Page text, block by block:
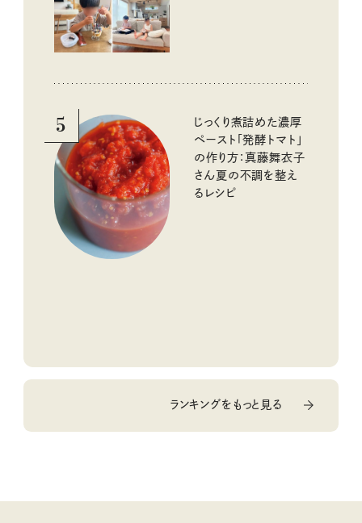
5
じっくり煮詰めた濃厚
ペースト「発酵トマト」
の作り方：真藤舞衣子
さん夏の不調を整え
るレシピ
ランキングをもっと見る